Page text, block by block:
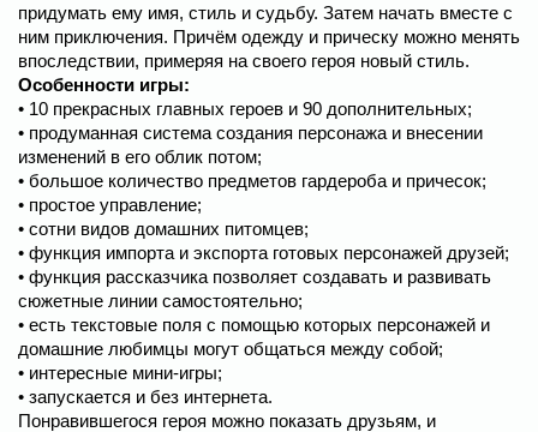
придумать ему имя, стиль и судьбу. Затем начать вместе с
ним приключения. Причём одежду и прическу можно менять
впоследствии, примеряя на своего героя новый стиль.
Особенности игры:
• 10 прекрасных главных героев и 90 дополнительных;
• продуманная система создания персонажа и внесении
изменений в его облик потом;
• большое количество предметов гардероба и причесок;
• простое управление;
• сотни видов домашних питомцев;
• функция импорта и экспорта готовых персонажей друзей;
• функция рассказчика позволяет создавать и развивать
сюжетные линии самостоятельно;
• есть текстовые поля с помощью которых персонажей и
домашние любимцы могут общаться между собой;
• интересные мини-игры;
• запускается и без интернета.
Понравившегося героя можно показать друзьям, и